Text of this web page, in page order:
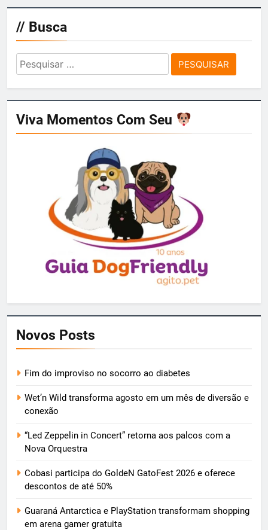
// Busca
Pesquisar
por:
Viva Momentos Com Seu
Novos Posts
Fim do improviso no socorro ao diabetes
Wet’n Wild transforma agosto em um mês de diversão e
conexão
“Led Zeppelin in Concert” retorna aos palcos com a
Nova Orquestra
Cobasi participa do GoldeN GatoFest 2026 e oferece
descontos de até 50%
Guaraná Antarctica e PlayStation transformam shopping
em arena gamer gratuita